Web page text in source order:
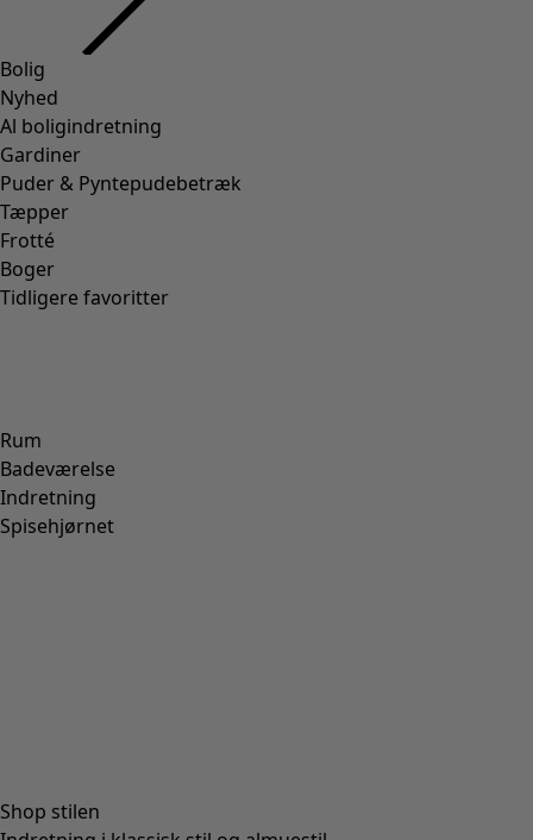
Bolig
Nyhed
Al boligindretning
Gardiner
Puder & Pyntepudebetræk
Tæpper
Frotté
Boger
Tidligere favoritter
Rum
Badeværelse
Indretning
Spisehjørnet
Shop stilen